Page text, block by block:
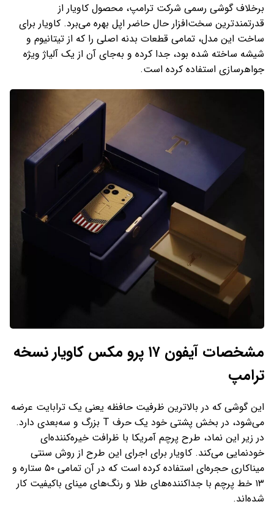
برخلاف گوشی رسمی شرکت ترامپ، محصول کاویار از
قدرتمندترین سخت‌افزار حال حاضر اپل بهره می‌برد. کاویار برای
ساخت این مدل، تمامی قطعات بدنه اصلی را که از تیتانیوم و
شیشه ساخته شده بود، جدا کرده و به‌جای آن از یک آلیاژ ویژه
جواهرسازی استفاده کرده است.
مشخصات آیفون ۱۷ پرو مکس کاویار نسخه
ترامپ
این گوشی که در بالاترین ظرفیت حافظه یعنی یک ترابایت عرضه
می‌شود، در بخش پشتی خود یک حرف T بزرگ و سه‌بعدی دارد.
در زیر این نماد، طرح پرچم آمریکا با ظرافت خیره‌کننده‌ای
خودنمایی می‌کند. کاویار برای اجرای این طرح از روش سنتی
میناکاری حجره‌ای استفاده کرده است که در آن تمامی ۵۰ ستاره و
۱۳ خط پرچم با جداکننده‌های طلا و رنگ‌های مینای باکیفیت کار
شده‌اند.